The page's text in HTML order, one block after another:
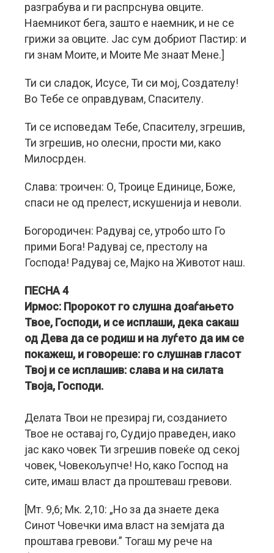
разграбува и ги распрснува овците.
Наемникот бега, зашто е наемник, и не се
грижи за овците. Јас сум добриот Пастир: и
ги знам Моите, и Моите Ме знаат Мене.]
Ти си сладок, Исусе, Ти си мој, Создателу!
Во Тебе се оправдувам, Спасителу.
Ти се исповедам Тебе, Спасителу, згрешив,
Ти згрешив, но олесни, прости ми, како
Милосрден.
Слава: троичен: О, Троице Единице, Боже,
спаси не од прелест, искушенија и неволи.
Богородичен: Радувај се, утробо што Го
прими Бога! Радувај се, престолу на
Господа! Радувај се, Мајко на Животот наш.
ПЕСНА 4
Ирмос: Пророкот го слушна доаѓањето
Твое, Господи, и се исплаши, дека сакаш
од Дева да се родиш и на луѓето да им се
покажеш, и говореше: го слушнав гласот
Твој и се исплашив: слава и на силата
Твоја, Господи.
Делата Твои не презирај ги, созданието
Твое не оставај го, Судијо праведен, иако
јас како човек Ти згрешив повеќе од секој
човек, Човекољупче! Но, како Господ на
сите, имаш власт да проштеваш гревови.
[Мт. 9,6; Мк. 2,10: „Но за да знаете дека
Синот Човечки има власт на земјата да
проштава гревови.” Тогаш му рече на